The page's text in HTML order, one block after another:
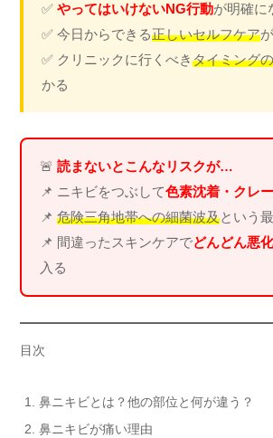
✅ やってはいけないNG行動が明確に
✅ 今日からできる正しいセルフケア
✅ クリニックに行くべきタイミング
かる
🚨 読まないとこんなリスクが…
📌 ニキビをつぶして色素沈着・クレ
📌 危険三角地帯への細菌波及という
📌 間違ったスキンケアでどんどん悪
入る
目次
鼻ニキビとは？他の部位と何が違う？
鼻ニキビが痛い理由